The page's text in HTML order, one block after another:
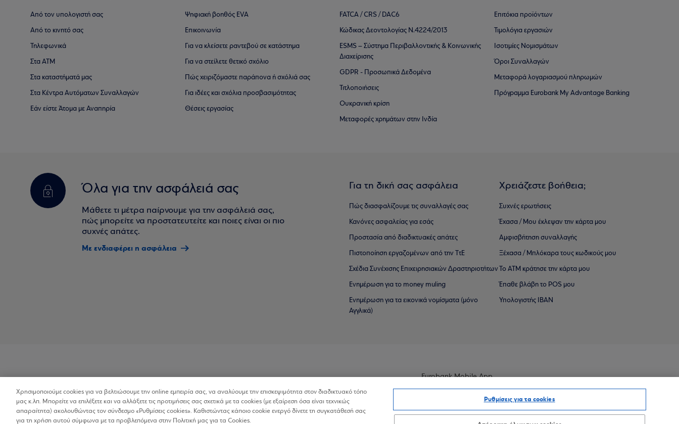
Από τον υπολογιστή σας
Από το κινητό σας
Τηλεφωνικά
Στα ΑΤΜ
Στα καταστήματά μας
Στα Κέντρα Αυτόματων Συναλλαγών
Εάν είστε Άτομα με Αναπηρία
Ψηφιακή βοηθός EVA
Επικοινωνία
Για να κλείσετε ραντεβού σε κατάστημα
Για να στείλετε θετικό σχόλιο
Πώς χειριζόμαστε παράπονα ή σχόλιά σας
Για ιδέες και σχόλια προσβασιμότητας
Θέσεις εργασίας
FATCA / CRS / DAC6
Κώδικας Δεοντολογίας Ν.4224/2013
ESMS – Σύστημα Περιβαλλοντικής & Κοινωνικής
Διαχείρισης
GDPR - Προσωπικά Δεδομένα
Τιτλοποιήσεις
Ουκρανική κρίση
Μεταφορές χρημάτων στην Ινδία
Επιτόκια προϊόντων
Τιμολόγια εργασιών
Ισοτιμίες Νομισμάτων
Όροι Συναλλαγών
Μεταφορά λογαριασμού πληρωμών
Πρόγραμμα Eurobank My Advantage Banking
Όλα για την ασφάλειά σας
Μάθετε τι μέτρα παίρνουμε για την ασφάλειά σας,
πώς μπορείτε να προστατευτείτε και ποιες είναι οι πιο
συχνές απάτες.
Με ενδιαφέρει η ασφάλεια
Για τη δική σας ασφάλεια
Πώς διασφαλίζουμε τις συναλλαγές σας
Κανόνες ασφαλείας για εσάς
Προστασία από διαδικτυακές απάτες
Πιστοποίηση εργαζομένων από την ΤτΕ
Σχέδια Συνέχισης Επιχειρησιακών ∆ραστηριοτήτων
Ενημέρωση για το money muling
Ενημέρωση για τα εικονικά νομίσματα (μόνο
Αγγλικά)
Χρειάζεστε βοήθεια;
Συχνές ερωτήσεις
Έχασα / Μου έκλεψαν την κάρτα μου
Αμφισβήτηση συναλλαγής
Ξέχασα / Μπλόκαρα τους κωδικούς μου
Το ΑΤΜ κράτησε την κάρτα μου
Έπαθε βλάβη το POS μου
Υπολογιστής IBAN
Προσβασιμότητα
Eurobank Mobile App
Χρησιμοποιούμε cookies για να βελτιώσουμε την online εμπειρία σας, να αναλύουμε την επισκεψιμότητα στον διαδικτυακό τόπο
μας κ.λπ. Μπορείτε να επιλέξετε και να αλλάξετε τις προτιμήσεις σας σχετικά με τα cookies (με εξαίρεση όσα είναι τεχνικώς
απαραίτητα) ακολουθώντας τον σύνδεσμο «Ρυθμίσεις cookies». Καθιστώντας κάποιο cookie ενεργό δίνετε τη συγκατάθεσή σας
για τη χρήση αυτού σύμφωνα με τα προβλεπόμενα στην Πολιτική μας για τα Cookies.
Ρυθμίσεις για τα cookies